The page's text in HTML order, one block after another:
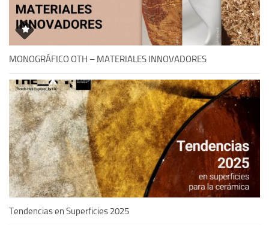
MONOGRÁFICO OTH – MATERIALES INNOVADORES
Tendencias en Superficies 2025